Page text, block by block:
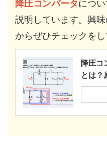
降圧コンバータにつ
説明しています。興
からぜひチェックをし
降圧コ
とは？